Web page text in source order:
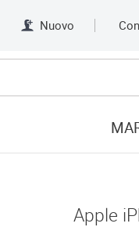
Nuovo
Apple